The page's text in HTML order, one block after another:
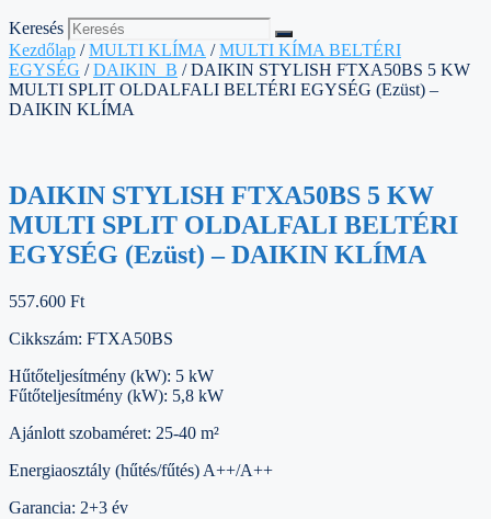
Keresés
Kezdőlap /MULTI KLÍMA /MULTI KÍMA BELTÉRI
EGYSÉG /DAIKIN_B / DAIKIN STYLISH FTXA50BS 5 KW
MULTI SPLIT OLDALFALI BELTÉRI EGYSÉG (Ezüst) –
DAIKIN KLÍMA
DAIKIN STYLISH FTXA50BS 5 KW
MULTI SPLIT OLDALFALI BELTÉRI
EGYSÉG (Ezüst) – DAIKIN KLÍMA
557.600 Ft
Cikkszám: FTXA50BS
Hűtőteljesítmény (kW): 5 kW
Fűtőteljesítmény (kW): 5,8 kW
Ajánlott szobaméret: 25-40 m²
Energiaosztály (hűtés/fűtés) A++/A++
Garancia: 2+3 év